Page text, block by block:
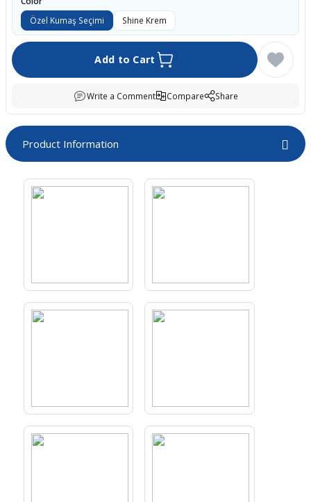
Özel Kumaş Seçimi
Shine Krem
Add to Cart
Write a Comment Compare Share
Product Information